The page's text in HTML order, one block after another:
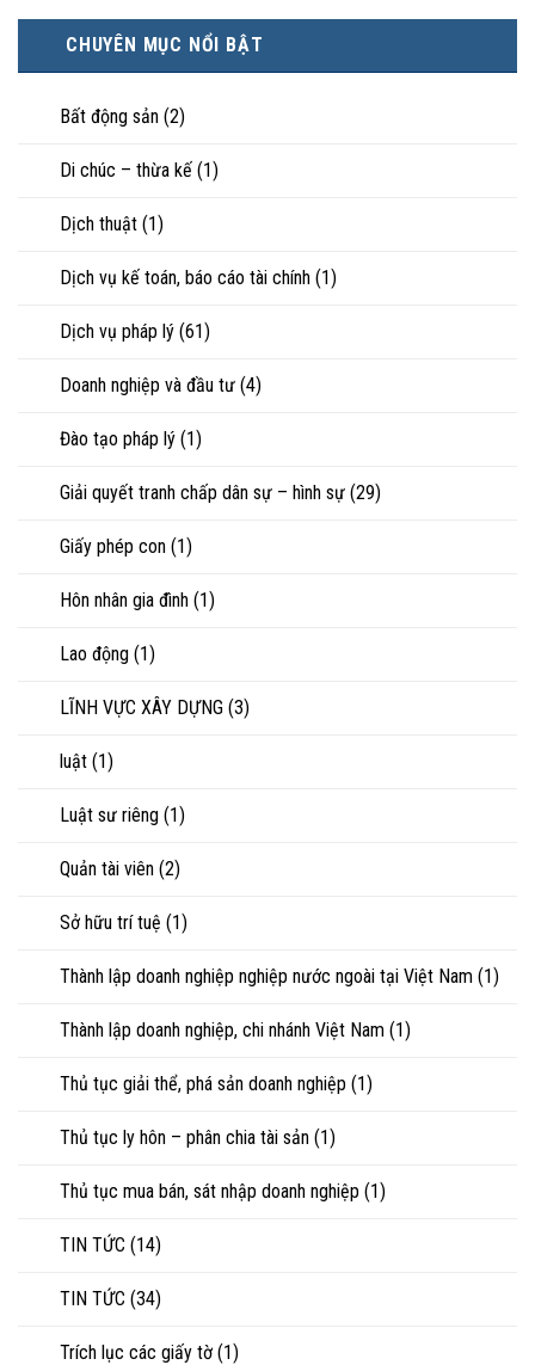
nào?
trực
tiếp
nuôi
hạnh
phúc:
Góc
tài
sản
chấp
CHUYÊN MỤC NỔI BẬT
Bất động sản (2)
Di chúc – thừa kế (1)
Dịch thuật (1)
Dịch vụ kế toán, báo cáo tài chính (1)
Dịch vụ pháp lý (61)
Doanh nghiệp và đầu tư (4)
Đào tạo pháp lý (1)
Giải quyết tranh chấp dân sự – hình sự (29)
Giấy phép con (1)
Hôn nhân gia đình (1)
Lao động (1)
LĨNH VỰC XÂY DỰNG (3)
luật (1)
Luật sư riêng (1)
Quản tài viên (2)
Sở hữu trí tuệ (1)
Thành lập doanh nghiệp nghiệp nước ngoài tại Việt Nam (1)
Thành lập doanh nghiệp, chi nhánh Việt Nam (1)
Thủ tục giải thể, phá sản doanh nghiệp (1)
Thủ tục ly hôn – phân chia tài sản (1)
Thủ tục mua bán, sát nhập doanh nghiệp (1)
TIN TỨC (14)
TIN TỨC (34)
Trích lục các giấy tờ (1)